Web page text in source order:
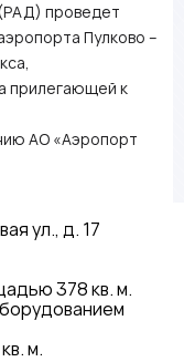
проведет
Пулково –
прилегающей к
АО «Аэропорт
ул., д. 17
378 кв. м.
м.